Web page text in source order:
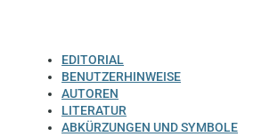
EDITORIAL
BENUTZERHINWEISE
AUTOREN
LITERATUR
ABKÜRZUNGEN UND SYMBOLE